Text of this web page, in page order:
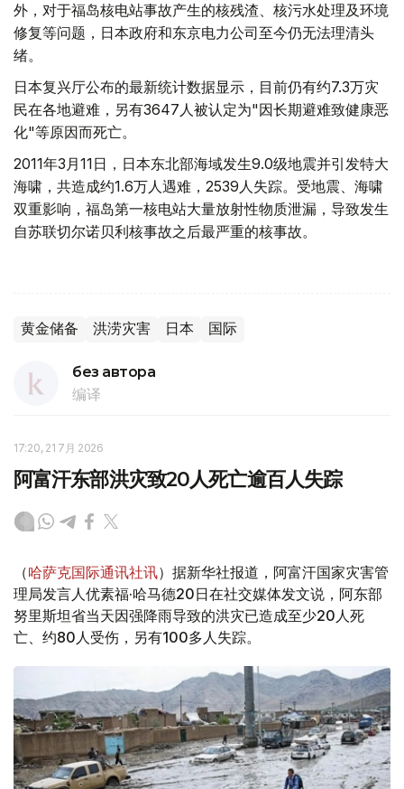
外，对于福岛核电站事故产生的核残渣、核污水处理及环境
修复等问题，日本政府和东京电力公司至今仍无法理清头
绪。
日本复兴厅公布的最新统计数据显示，目前仍有约7.3万灾
民在各地避难，另有3647人被认定为"因长期避难致健康恶
化"等原因而死亡。
2011年3月11日，日本东北部海域发生9.0级地震并引发特大
海啸，共造成约1.6万人遇难，2539人失踪。受地震、海啸
双重影响，福岛第一核电站大量放射性物质泄漏，导致发生
自苏联切尔诺贝利核事故之后最严重的核事故。
黄金储备 洪涝灾害 日本 国际
без автора
编译
17:20, 21 7月 2026
阿富汗东部洪灾致20人死亡逾百人失踪
（哈萨克国际通讯社讯）据新华社报道，阿富汗国家灾害管
理局发言人优素福·哈马德20日在社交媒体发文说，阿东部
努里斯坦省当天因强降雨导致的洪灾已造成至少20人死
亡、约80人受伤，另有100多人失踪。